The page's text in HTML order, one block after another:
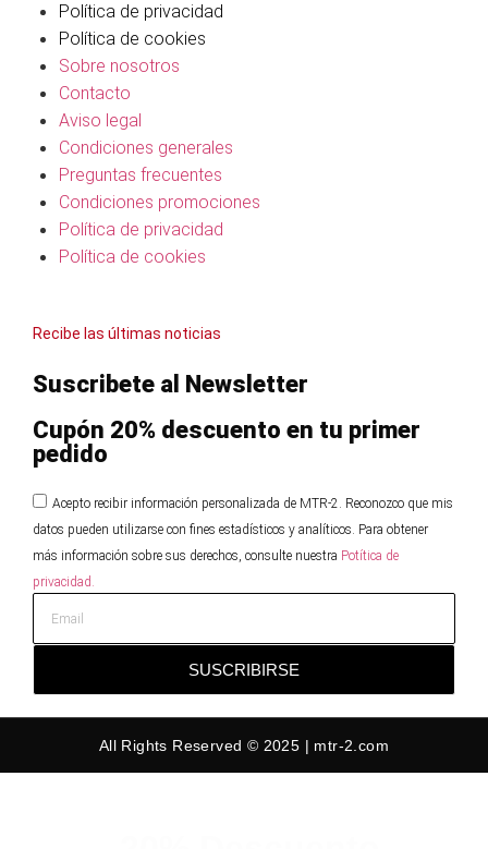
Política de privacidad
Política de cookies
Sobre nosotros
Contacto
Aviso legal
Condiciones generales
Preguntas frecuentes
Condiciones promociones
Política de privacidad
Política de cookies
Recibe las últimas noticias
Suscribete al Newsletter
Cupón 20% descuento en tu primer
pedido
Acepto recibir información personalizada de MTR-2. Reconozco que mis
datos pueden utilizarse con fines estadísticos y analíticos. Para obtener
más información sobre sus derechos, consulte nuestra Potítica de
privacidad.
SUSCRIBIRSE
All Rights Reserved © 2025 | mtr-2.com